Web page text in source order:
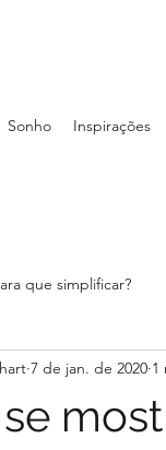
Sonho Inspirações
que simplificar?
7 de jan. de 2020 1